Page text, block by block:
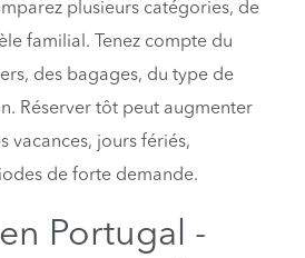
plusieurs catégories, de
familial. Tenez compte du
des bagages, du type de
Réserver tôt peut augmenter
vacances, jours fériés,
de forte demande.
Portugal -